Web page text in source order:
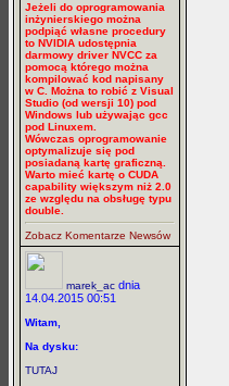
Jeżeli do oprogramowania
inżynierskiego można
podpiąć własne procedury
to NVIDIA udostępnia
darmowy driver NVCC za
pomocą którego można
kompilować kod napisany
w C. Można to robić z Visual
Studio (od wersji 10) pod
Windows lub używając gcc
pod Linuxem.
Wówczas oprogramowanie
optymalizuje się pod
posiadaną kartę graficzną.
Warto mieć kartę o CUDA
capability większym niż 2.0
ze względu na obsługę typu
double.
Zobacz Komentarze Newsów
marek_ac dnia
14.04.2015 00:51
Witam,
Na dysku:
TUTAJ